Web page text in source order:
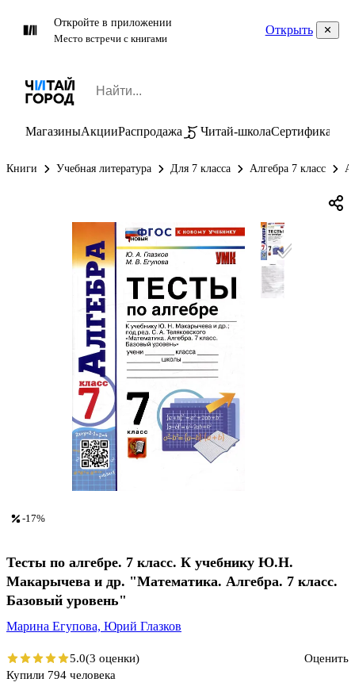
Откройте в приложении
Место встречи с книгами
Открыть
МагазиныАкцииРаспродажа Читай-школаСертификаты
Книги Учебная литература Для 7 класса Алгебра 7 класс
-17%
Тесты по алгебре. 7 класс. К учебнику Ю.Н.
Макарычева и др. "Математика. Алгебра. 7 класс.
Базовый уровень"
Марина Егупова, Юрий Глазков
5.0(3 оценки)
Оценить
Купили 794 человека